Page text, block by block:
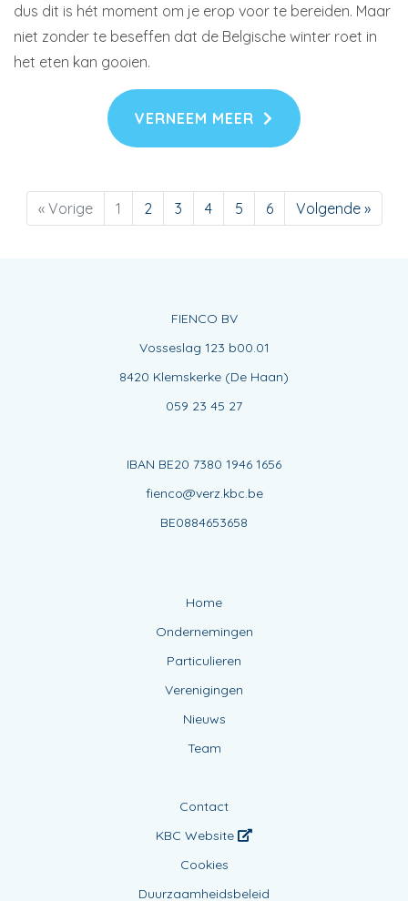
dus dit is hét moment om je erop voor te bereiden. Maar
niet zonder te beseffen dat de Belgische winter roet in
het eten kan gooien.
VERNEEM MEER
« Vorige 1 2 3 4 5 6 Volgende »
FIENCO BV
Vosseslag 123 b00.01
8420 Klemskerke (De Haan)
059 23 45 27
IBAN BE20 7380 1946 1656
fienco@verz.kbc.be
BE0884653658
Home
Ondernemingen
Particulieren
Verenigingen
Nieuws
Team
Contact
KBC Website
Cookies
Duurzaamheidsbeleid